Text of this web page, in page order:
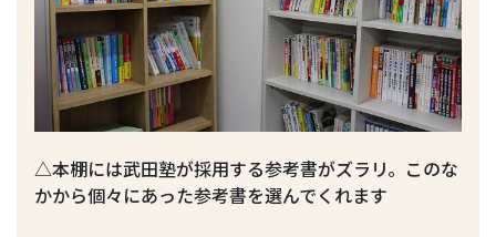
△本棚には武田塾が採用する参考書がズラリ。このな
かから個々にあった参考書を選んでくれます